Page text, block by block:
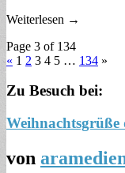
Weiterlesen →
Page 3 of 134
« 1 2 3 4 5 … 134 »
Zu Besuch bei:
von